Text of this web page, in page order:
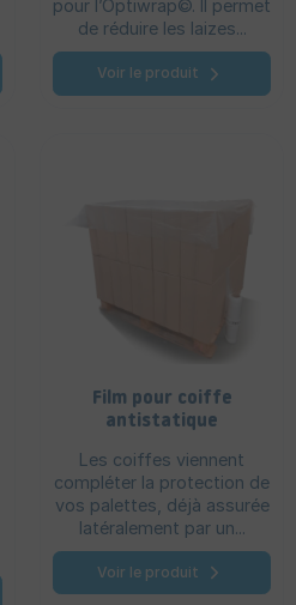
pour l’Optiwrap©. Il permet
de réduire les laizes...
Voir le produit
Film pour coiffe
antistatique
Les coiffes viennent
compléter la protection de
vos palettes, déjà assurée
latéralement par un...
Voir le produit